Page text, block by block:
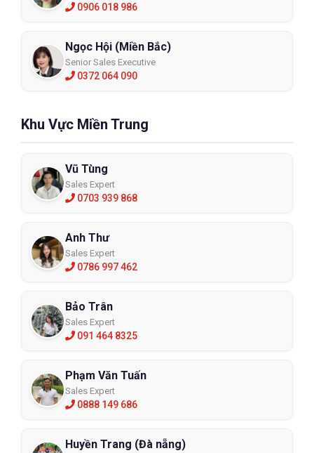
0906 018 986
Ngọc Hội (Miền Bắc)
Senior Sales Executive
0372 064 090
Khu Vực Miền Trung
Vũ Tùng
Sales Expert
0703 939 868
Anh Thư
Sales Expert
0786 997 462
Bảo Trân
Sales Expert
091 464 8325
Phạm Văn Tuấn
Sales Expert
0888 149 686
Huyền Trang (Đà nẵng)